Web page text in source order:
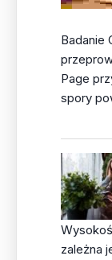
Badanie
Page
spory
zależna